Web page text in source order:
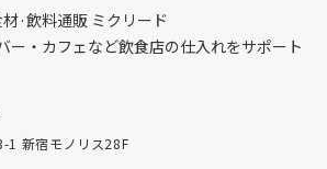
·飲料通販 ミクリード
ー・カフェなど飲食店の仕入れをサポート
1 新宿モノリス28F